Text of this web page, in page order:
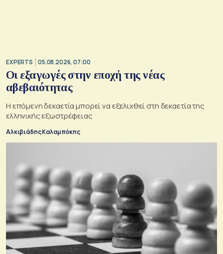
EXPERTS 05.08.2026, 07:00
Οι εξαγωγές στην εποχή της νέας
αβεβαιότητας
Η επόμενη δεκαετία μπορεί να εξελιχθεί στη δεκαετία της
ελληνικής εξωστρέφειας
Αλκιβιάδης Καλαμπόκης